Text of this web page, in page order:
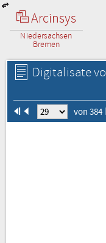
Arcinsys
Niedersachsen
Bremen
Digitalisate
von 384